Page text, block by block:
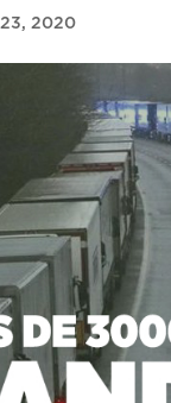
23, 2020